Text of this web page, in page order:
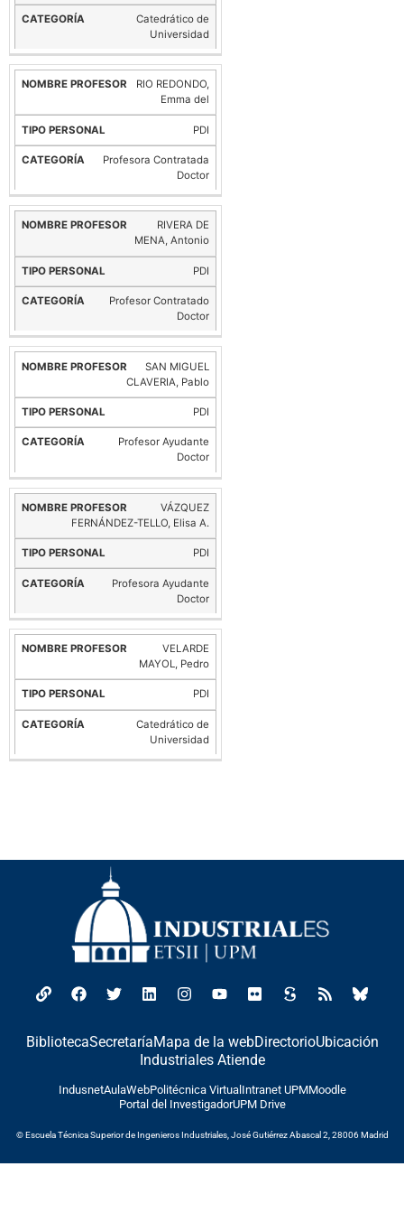
Catedrático de
Universidad
RIO REDONDO,
Emma del
PDI
Profesora Contratada
Doctor
RIVERA DE
MENA, Antonio
PDI
Profesor Contratado
Doctor
SAN MIGUEL
CLAVERIA, Pablo
PDI
Profesor Ayudante
Doctor
VÁZQUEZ
FERNÁNDEZ-TELLO, Elisa A.
PDI
Profesora Ayudante
Doctor
VELARDE
MAYOL, Pedro
PDI
Catedrático de
Universidad
BibliotecaSecretaríaMapa de la webDirectorioUbicación
Industriales Atiende
IndusnetAulaWebPolitécnica Virtual Intranet UPMMoodle
Portal del InvestigadorUPM Drive
© Escuela Técnica Superior de Ingenieros Industriales, José Gutiérrez Abascal 2, 28006 Madrid